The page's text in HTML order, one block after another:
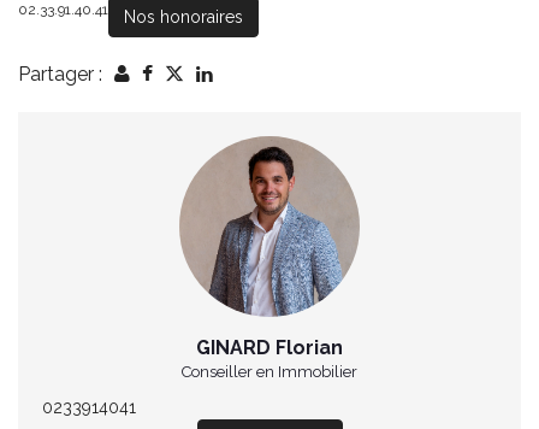
02.33.91.40.41 Nos honoraires
Partager :
GINARD Florian
Conseiller en Immobilier
0233914041